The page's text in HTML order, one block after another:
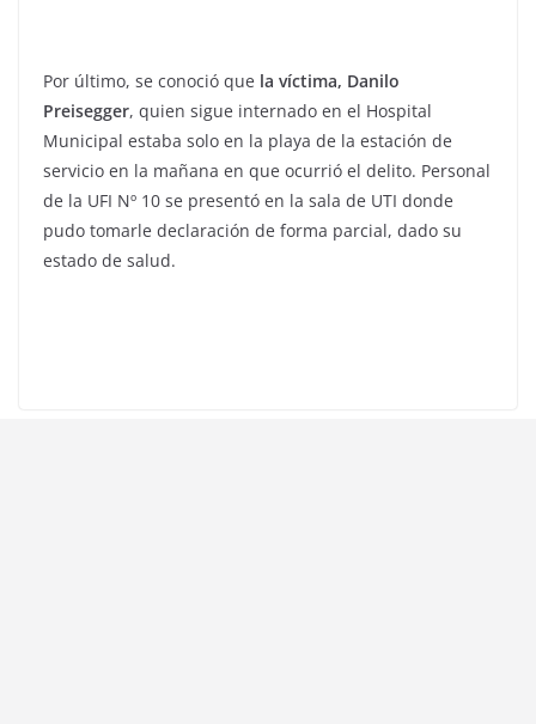
Por último, se conoció que la víctima, Danilo
Preisegger, quien sigue internado en el Hospital
Municipal estaba solo en la playa de la estación de
servicio en la mañana en que ocurrió el delito. Personal
de la UFI Nº 10 se presentó en la sala de UTI donde
pudo tomarle declaración de forma parcial, dado su
estado de salud.